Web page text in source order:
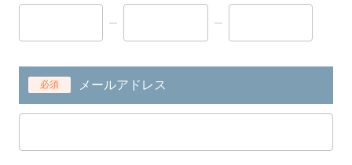
必須 メールアドレス